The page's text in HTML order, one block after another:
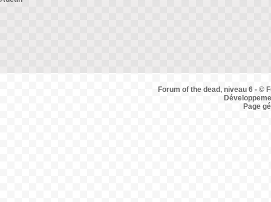
Forum of the dead, niveau 6 - ©
Page